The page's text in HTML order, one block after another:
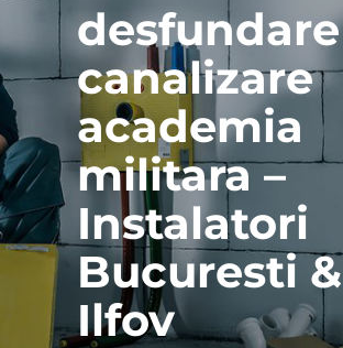
desfundare
canalizare
academia
militara –
Instalatori
Bucuresti &
Ilfov